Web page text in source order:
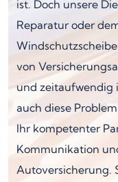
ist. Doch unsere
Reparatur oder
von
und zeitaufwendig
auch diese
Ihr kompetenter
Kommunikation
Autoversicherung.